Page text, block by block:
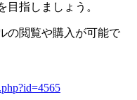
目指しましょう。
の閲覧や購入が可能で